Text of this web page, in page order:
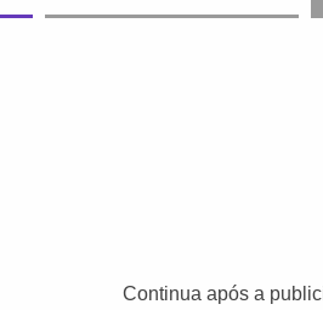
Continua após a